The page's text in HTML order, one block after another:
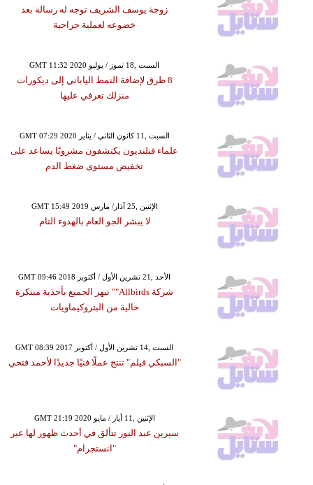
زوجة يوسف الشريف توجه له رسالة بعد
خضوعه لعملية جراحية
GMT 11:32 2020 السبت ,18 تموز / يوليو
8 طرق لإضافة النمط الياباني إلى ديكورات
منزلك تعرفي عليها
GMT 07:29 2020 السبت ,11 كانون الثاني / يناير
علماء فنلنديون يكتشفون مشروبًا يساعد على
تخفيض مستوى ضغط الدم
GMT 15:49 2019 الإثنين ,25 آذار/ مارس
لا يبشر الجو العام بالهدوء التام
GMT 09:46 2018 الأحد ,21 تشرين الأول / أكتوبر
شركة Allbirds"" تبهر الجميع بأحذية مبتكرة
خالية من البتروكيماويات
GMT 08:39 2017 السبت ,14 تشرين الأول / أكتوبر
"السبكي فيلم" تنتج عملًا فنيًا جديدًا لأحمد فتحي
GMT 21:19 2020 الإثنين ,11 أيار / مايو
سيرين عبد النور تتألق في أحدث ظهور لها عبر
"انستجرام"